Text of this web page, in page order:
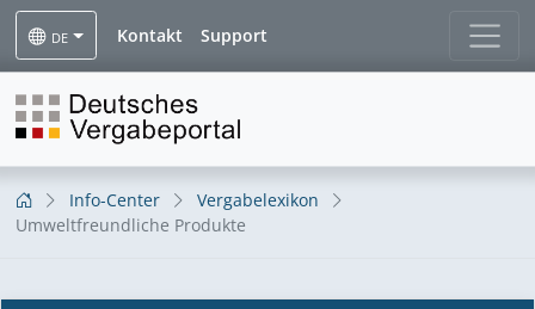
DE Kontakt Support
Info-Center
Vergabelexikon
Umweltfreundliche Produkte